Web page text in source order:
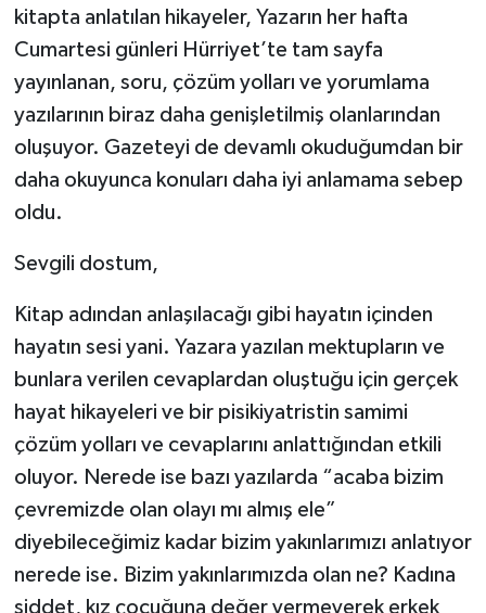
kitapta anlatılan hikayeler, Yazarın her hafta
Cumartesi günleri Hürriyet’te tam sayfa
yayınlanan, soru, çözüm yolları ve yorumlama
yazılarının biraz daha genişletilmiş olanlarından
oluşuyor. Gazeteyi de devamlı okuduğumdan bir
daha okuyunca konuları daha iyi anlamama sebep
oldu.
Sevgili dostum,
Kitap adından anlaşılacağı gibi hayatın içinden
hayatın sesi yani. Yazara yazılan mektupların ve
bunlara verilen cevaplardan oluştuğu için gerçek
hayat hikayeleri ve bir pisikiyatristin samimi
çözüm yolları ve cevaplarını anlattığından etkili
oluyor. Nerede ise bazı yazılarda “acaba bizim
çevremizde olan olayı mı almış ele”
diyebileceğimiz kadar bizim yakınlarımızı anlatıyor
nerede ise. Bizim yakınlarımızda olan ne? Kadına
şiddet, kız çocuğuna değer vermeyerek erkek